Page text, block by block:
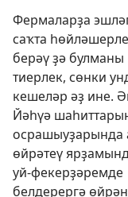
Фермаларҙа
саҡта
берәү ҙә булманы
тиерлек, сөнки
кешеләр әҙ ине.
Йәһүә
осрашыуҙарында
өйрәтеү
уй-фекерҙәремде
белдерергә